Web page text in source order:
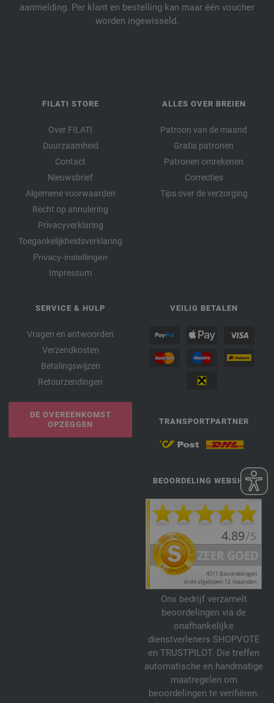
aanmelding. Per klant en bestelling kan maar één voucher
worden ingewisseld.
FILATI STORE
Over FILATI
Duurzaamheid
Contact
Nieuwsbrief
Algemene voorwaarden
Recht op annulering
Privacyverklaring
Toegankelijkheidsverklaring
Privacy-instellingen
Impressum
ALLES OVER BREIEN
Patroon van de maand
Gratis patronen
Patronen omrekenen
Correcties
Tips over de verzorging
SERVICE & HULP
Vragen en antwoorden
Verzendkosten
Betalingswijzen
Retourzendingen
DE OVEREENKOMST
OPZEGGEN
VEILIG BETALEN
TRANSPORTPARTNER
BEOORDELING WEBSHOP
Ons bedrijf verzamelt
beoordelingen via de
onafhankelijke
dienstverleners SHOPVOTE
en TRUSTPILOT. Die treffen
automatische en handmatige
maatregelen om
beoordelingen te verifiëren.